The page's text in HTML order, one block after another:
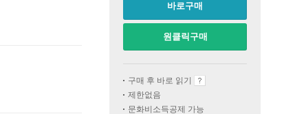
바로구매
원클릭구매
구매 후 바로 읽기
제한없음
문화비소득공제 가능